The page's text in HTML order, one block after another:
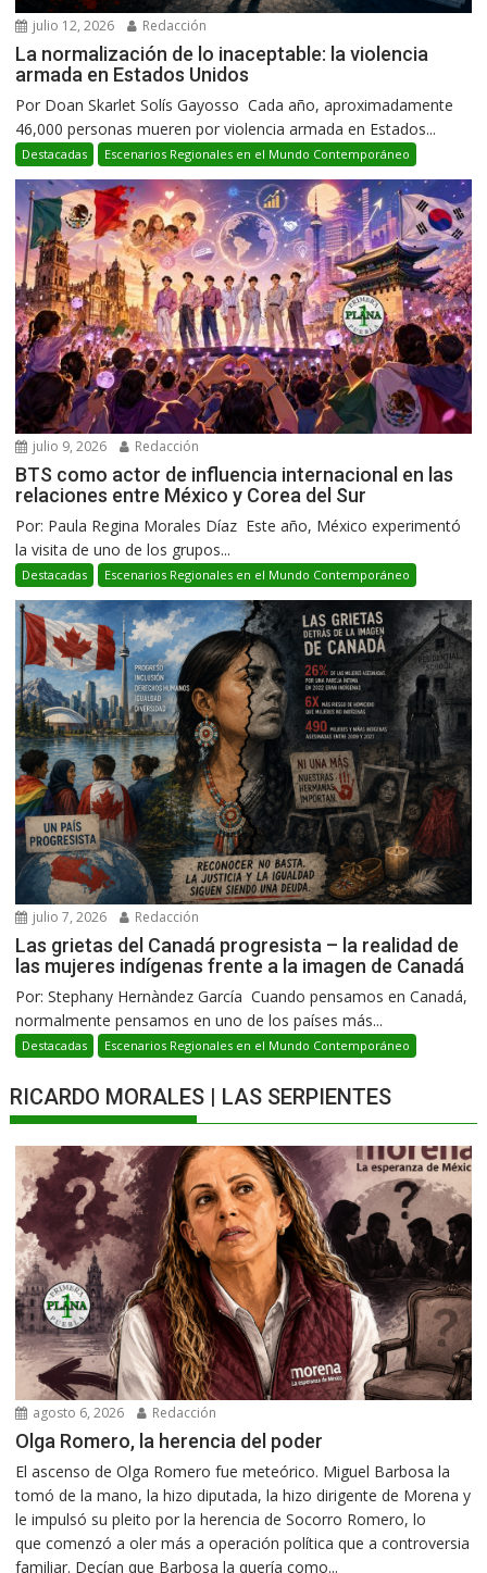
julio 12, 2026 Redacción
La normalización de lo inaceptable: la violencia
armada en Estados Unidos
Por Doan Skarlet Solís Gayosso Cada año, aproximadamente
46,000 personas mueren por violencia armada en Estados...
Destacadas Escenarios Regionales en el Mundo Contemporáneo
julio 9, 2026 Redacción
BTS como actor de influencia internacional en las
relaciones entre México y Corea del Sur
Por: Paula Regina Morales Díaz Este año, México experimentó
la visita de uno de los grupos...
Destacadas Escenarios Regionales en el Mundo Contemporáneo
julio 7, 2026 Redacción
Las grietas del Canadá progresista – la realidad de
las mujeres indígenas frente a la imagen de Canadá
Por: Stephany Hernàndez García Cuando pensamos en Canadá,
normalmente pensamos en uno de los países más...
Destacadas Escenarios Regionales en el Mundo Contemporáneo
RICARDO MORALES | LAS SERPIENTES
agosto 6, 2026 Redacción
Olga Romero, la herencia del poder
El ascenso de Olga Romero fue meteórico. Miguel Barbosa la
tomó de la mano, la hizo diputada, la hizo dirigente de Morena y
le impulsó su pleito por la herencia de Socorro Romero, lo
que comenzó a oler más a operación política que a controversia
familiar. Decían que Barbosa la quería como...